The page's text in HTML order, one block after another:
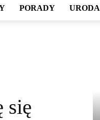
PORADY URODA
się